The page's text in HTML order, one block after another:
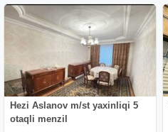
Hezi Aslanov m/st yaxinliqi 5
otaqli menzil